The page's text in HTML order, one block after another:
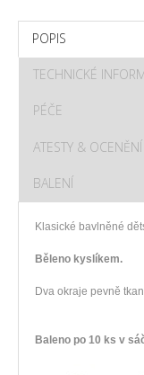
POPIS
TECHNICKÉ
PÉČE
ATESTY & OCENĚNÍ
BALENÍ
Klasické bavlněné
Běleno kyslíkem.
Dva okraje pevně
Baleno po 10 ks v